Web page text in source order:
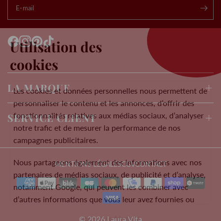
E-mail
LA MARQUE
SERVICE CLIENT
© 2026 Laura Vita
MENTIONS LÉGALESCGVCONTACT
Utilisation des
cookies
Les cookies et données personnelles nous permettent de
personnaliser le contenu et les annonces, d’offrir des
fonctionnalités relatives aux médias sociaux, d’analyser
notre trafic et de mesurer la performance de nos
campagnes publicitaires.
Nous partageons également des informations avec nos
partenaires de médias sociaux, de publicité et d’analyse,
notamment Google, qui peuvent les combiner avec
d’autres informations que vous leur avez fournies ou
Règles de confidentialité